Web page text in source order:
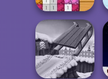
Beaver Weaver